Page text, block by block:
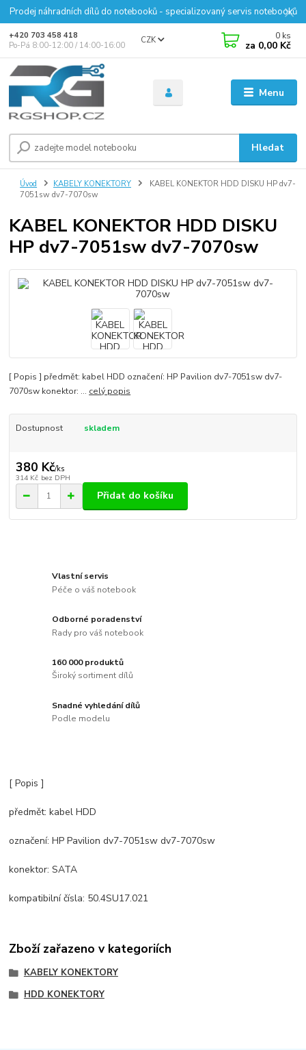
Prodej náhradních dílů do notebooků - specializovaný servis notebooků
Menu
CZK
Hledat
+420 703 458 418
Po-Pá 8:00-12:00 / 14:00-16:00
0 ks
za 0,00 Kč
Úvod KABELY KONEKTORY
KABEL KONEKTOR HDD DISKU HP dv7-
7051sw dv7-7070sw
KABEL KONEKTOR HDD DISKU
HP dv7-7051sw dv7-7070sw
[ Popis ] předmět: kabel HDD označení: HP Pavilion dv7-7051sw dv7-
7070sw konektor: ... celý popis
Dostupnost skladem
380 Kč/ks
314 Kč bez DPH
Přidat do košíku
Vlastní servis
Péče o váš notebook
Odborné poradenství
Rady pro váš notebook
160 000 produktů
Široký sortiment dílů
Snadné vyhledání dílů
Podle modelu
[ Popis ]
předmět: kabel HDD
označení: HP Pavilion dv7-7051sw dv7-7070sw
konektor: SATA
kompatibilní čísla: 50.4SU17.021
Zboží zařazeno v kategoriích
KABELY KONEKTORY
HDD KONEKTORY